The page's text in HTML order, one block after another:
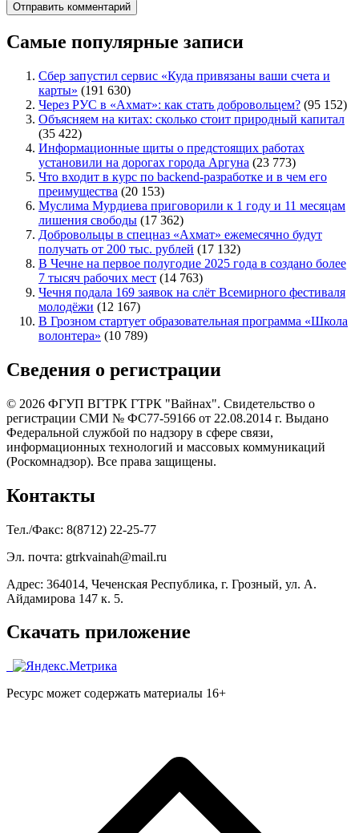
Самые популярные записи
Сбер запустил сервис «Куда привязаны ваши счета и
карты» (191 630)
Через РУС в «Ахмат»: как стать добровольцем? (95 152)
Объясняем на китах: сколько стоит природный капитал
(35 422)
Информационные щиты о предстоящих работах
установили на дорогах города Аргуна (23 773)
Что входит в курс по backend-разработке и в чем его
преимущества (20 153)
Муслима Мурдиева приговорили к 1 году и 11 месяцам
лишения свободы (17 362)
Добровольцы в спецназ «Ахмат» ежемесячно будут
получать от 200 тыс. рублей (17 132)
В Чечне на первое полугодие 2025 года в создано более
7 тысяч рабочих мест (14 763)
Чечня подала 169 заявок на слёт Всемирного фестиваля
молодёжи (12 167)
В Грозном стартует образовательная программа «Школа
волонтера» (10 789)
Сведения о регистрации
© 2026 ФГУП ВГТРК ГТРК "Вайнах". Свидетельство о
регистрации СМИ № ФС77-59166 от 22.08.2014 г. Выдано
Федеральной службой по надзору в сфере связи,
информационных технологий и массовых коммуникаций
(Роскомнадзор). Все права защищены.
Контакты
Тел./Факс: 8(8712) 22-25-77
Эл. почта: gtrkvainah@mail.ru
Адрес: 364014, Чеченская Республика, г. Грозный, ул. А.
Айдамирова 147 к. 5.
Скачать приложение
Ресурс может содержать материалы 16+